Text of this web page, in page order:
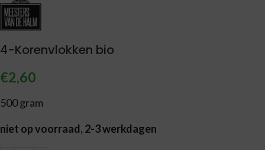
4-Korenvlokken bio
€2,60
500 gram
niet op voorraad, 2-3 werkdagen